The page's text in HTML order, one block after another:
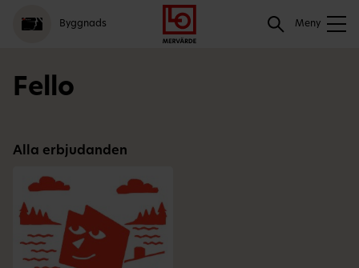
Gå
till
meny
Logga
in
Hoppa
till
innehåll
Byggnads Meny
Sök
Fello
Alla erbjudanden